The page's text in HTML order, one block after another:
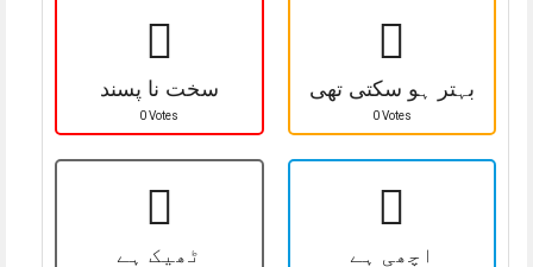
سخت نا پسند
0 Votes
بہتر ہو سکتی تھی
0 Votes
ٹھیک ہے اچھی ہے